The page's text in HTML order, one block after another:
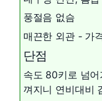
풍절음 없슴
매끈한 외관 - 가
단점
속도 80키로 넘
껴지니 연비대비